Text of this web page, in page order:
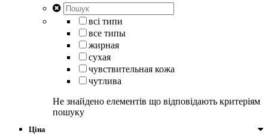
всі типи
все типы
жирная
сухая
чувствительная кожа
чутлива
Не знайдено елементів що відповідають критеріям
пошуку
Ціна